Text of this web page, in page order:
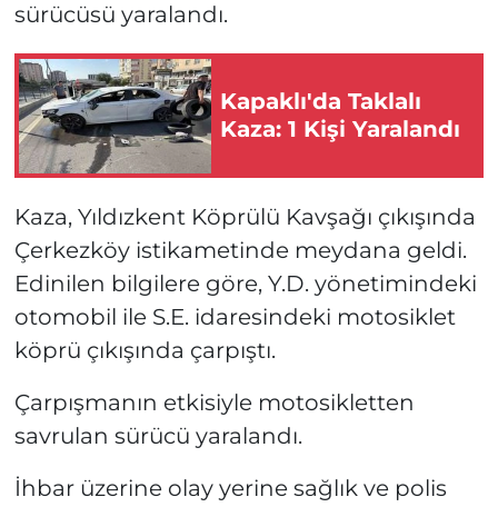
sürücüsü yaralandı.
Kapaklı'da Taklalı
Kaza: 1 Kişi Yaralandı
Kaza, Yıldızkent Köprülü Kavşağı çıkışında
Çerkezköy istikametinde meydana geldi.
Edinilen bilgilere göre, Y.D. yönetimindeki
otomobil ile S.E. idaresindeki motosiklet
köprü çıkışında çarpıştı.
Çarpışmanın etkisiyle motosikletten
savrulan sürücü yaralandı.
İhbar üzerine olay yerine sağlık ve polis